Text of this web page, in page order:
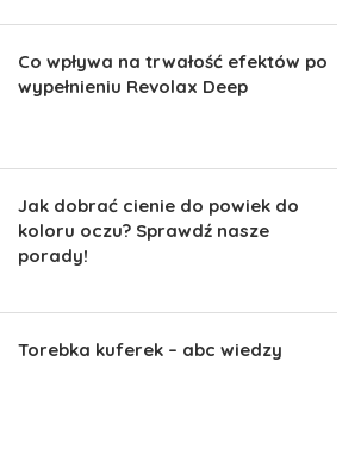
Co wpływa na trwałość efektów po
wypełnieniu Revolax Deep
Jak dobrać cienie do powiek do
koloru oczu? Sprawdź nasze
porady!
Torebka kuferek – abc wiedzy